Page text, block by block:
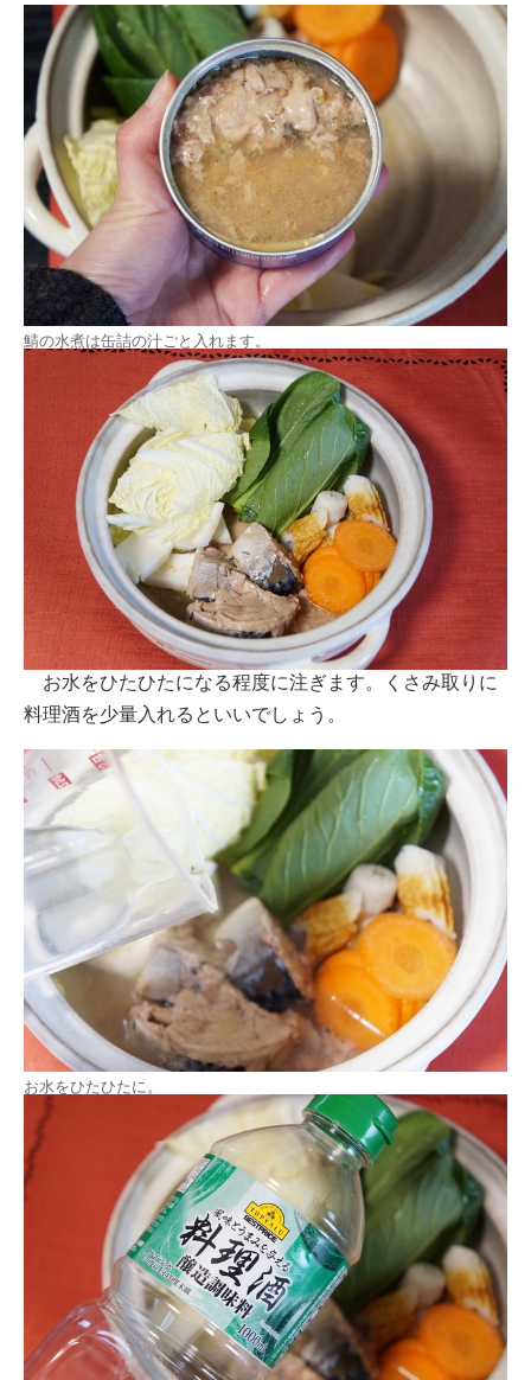
鯖の水煮は缶詰の汁ごと入れます。
お水をひたひたになる程度に注ぎます。くさみ取りに
料理酒を少量入れるといいでしょう。
お水をひたひたに。